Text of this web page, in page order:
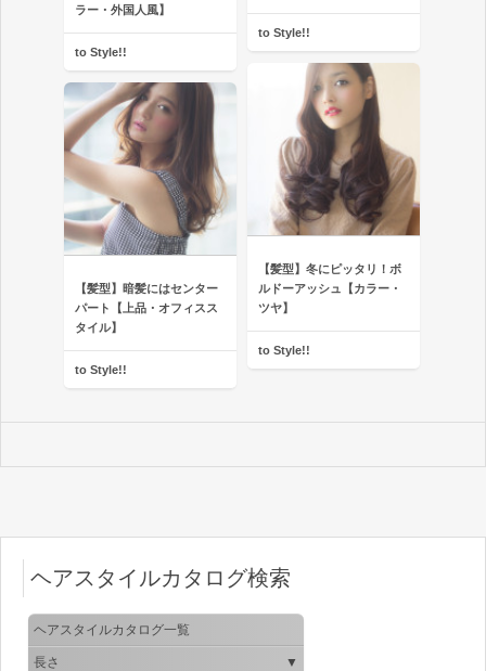
ラー・外国人風】
to Style!!
to Style!!
【髪型】冬にピッタリ！ボ
ルドーアッシュ【カラー・
ツヤ】
to Style!!
【髪型】暗髪にはセンター
パート【上品・オフィスス
タイル】
to Style!!
ヘアスタイルカタログ検索
ヘアスタイルカタログ一覧
長さ ▼